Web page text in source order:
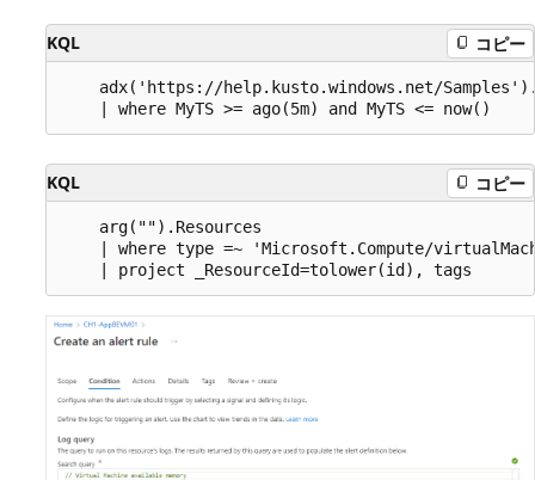
KQL コピー
adx('https://help.kusto.windows.net/
KQL コピー
    arg("").Resources
| where type =~ 'Microsoft.Compute/